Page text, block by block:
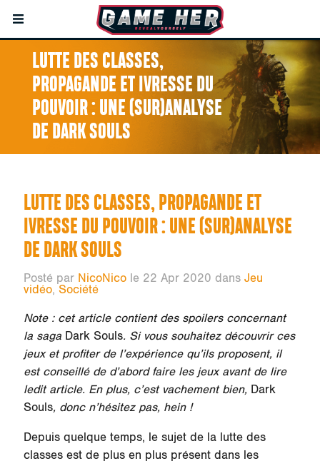
LUTTE DES CLASSES,
PROPAGANDE ET IVRESSE DU
POUVOIR : UNE (SUR)ANALYSE
DE DARK SOULS
LUTTE DES CLASSES, PROPAGANDE ET
IVRESSE DU POUVOIR : UNE (SUR)ANALYSE
DE DARK SOULS
Posté par NicoNicole 22 Apr 2020 dans Jeu
vidéo, Société
Note: cet article contient des spoilers concernant
la saga Dark Souls. Si vous souhaitez découvrir ces
jeux et profiter de l’expérience qu’ils proposent, il
est conseillé de d’abord faire les jeux avant de lire
ledit article. En plus, c’est vachement bien, Dark
Souls, donc n’hésitez pas, hein !
Depuis quelque temps, le sujet de la lutte des
classes est de plus en plus présent dans les